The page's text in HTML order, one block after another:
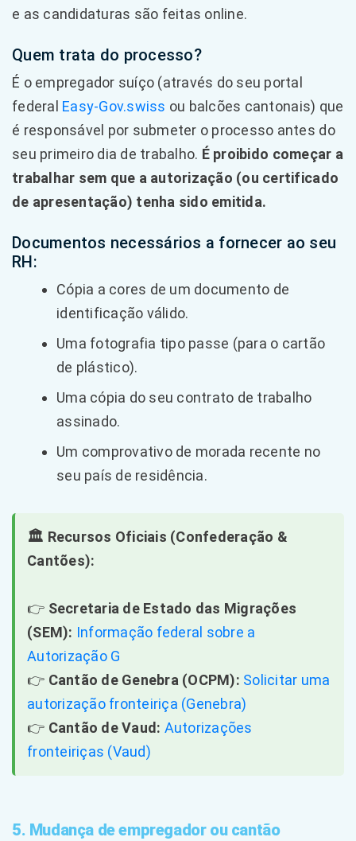
e as candidaturas são feitas online.
Quem trata do processo?
É o empregador suíço (através do seu portal
federal Easy-Gov.swiss ou balcões cantonais) que
é responsável por submeter o processo antes do
seu primeiro dia de trabalho. É proibido começar a
trabalhar sem que a autorização (ou certificado
de apresentação) tenha sido emitida.
Documentos necessários a fornecer ao seu
RH:
Cópia a cores de um documento de
identificação válido.
Uma fotografia tipo passe (para o cartão
de plástico).
Uma cópia do seu contrato de trabalho
assinado.
Um comprovativo de morada recente no
seu país de residência.
🏛️ Recursos Oficiais (Confederação &
Cantões):
👉 Secretaria de Estado das Migrações
(SEM): Informação federal sobre a
Autorização G
👉 Cantão de Genebra (OCPM): Solicitar uma
autorização fronteiriça (Genebra)
👉 Cantão de Vaud: Autorizações
fronteiriças (Vaud)
5. Mudança de empregador ou cantão